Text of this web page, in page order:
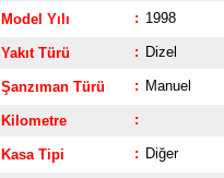
Model Yılı : 1998
Yakıt Türü : Dizel
Şanzıman Türü : Manuel
Kilometre :
Kasa Tipi : Diğer